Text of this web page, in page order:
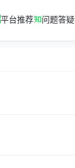
平台推荐 问题答疑